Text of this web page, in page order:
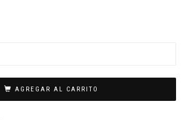
AGREGAR AL CARRITO